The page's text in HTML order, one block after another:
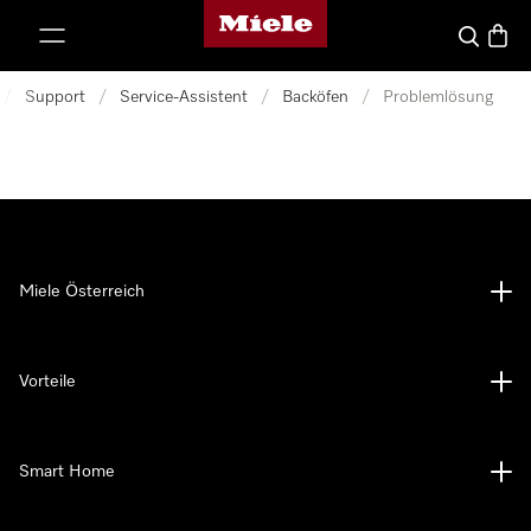
Miele-Homepage
Suche
Support / Service-Assistent / Backöfen / Problemlösung
Miele Österreich
Vorteile
Smart Home